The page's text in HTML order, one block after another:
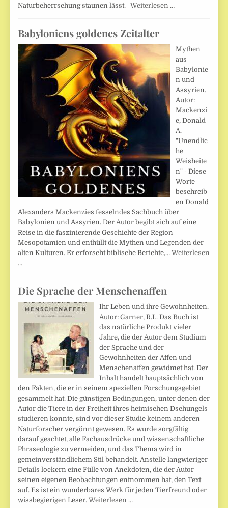
Naturbeherrschung staunen lässt.Weiterlesen …
Babyloniens goldenes Zeitalter
Mythen
aus
Babylonie
n und
Assyrien.
Autor:
Mackenzi
e, Donald
A.
"Unendlic
he
Weisheite
n" - Diese
Worte
beschreib
en Donald
Alexanders Mackenzies fesselndes Sachbuch über
Babylonien und Assyrien. Der Autor begibt sich auf eine
Reise in die faszinierende Geschichte der Region
Mesopotamien und enthüllt die Mythen und Legenden der
alten Kulturen. Er erforscht biblische Berichte,…Weiterlesen
…
Die Sprache der Menschenaffen
Ihr Leben und ihre Gewohnheiten.
Autor: Garner, R.L. Das Buch ist
das natürliche Produkt vieler
Jahre, die der Autor dem Studium
der Sprache und der
Gewohnheiten der Affen und
Menschenaffen gewidmet hat. Der
Inhalt handelt hauptsächlich von
den Fakten, die er in seinem speziellen Forschungsgebiet
gesammelt hat. Die günstigen Bedingungen, unter denen der
Autor die Tiere in der Freiheit ihres heimischen Dschungels
studieren konnte, sind vor dieser Studie keinem anderen
Naturforscher vergönnt gewesen. Es wurde sorgfältig
darauf geachtet, alle Fachausdrücke und wissenschaftliche
Phraseologie zu vermeiden, und das Thema wird in
gemeinverständlichem Stil behandelt. Anstelle langwieriger
Details lockern eine Fülle von Anekdoten, die der Autor
seinen eigenen Beobachtungen entnommen hat, den Text
auf. Es ist ein wunderbares Werk für jeden Tierfreund oder
wissbegierigen Leser.Weiterlesen …